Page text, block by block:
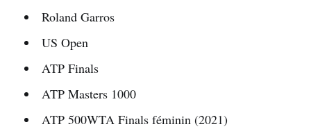
Roland Garros
US Open
ATP Finals
ATP Masters 1000
ATP 500WTA Finals féminin (2021)